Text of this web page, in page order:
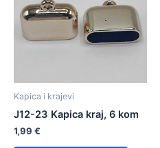
Kapica i krajevi
J12-23 Kapica kraj, 6 kom
1,99 €